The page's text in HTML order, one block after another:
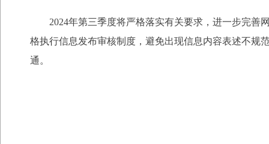
2024年第三季度将严格落实有关要求，进一步完
格执行信息发布审核制度，避免出现信息内容表述不规
通。